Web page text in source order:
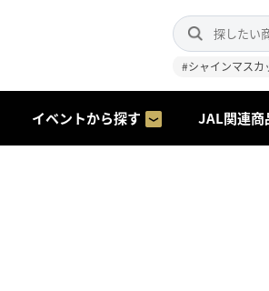
#シャインマスカ
イベントから探す JAL関連商